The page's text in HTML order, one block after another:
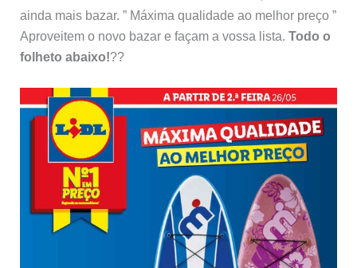
ainda mais bazar. ” Máxima qualidade ao melhor preço ”
Aproveitem o novo bazar e façam a vossa lista. Todo o
folheto abaixo!??